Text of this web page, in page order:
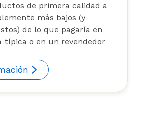
de primera calidad a
más bajos (y
de lo que pagaría en
típica o en un revendedor